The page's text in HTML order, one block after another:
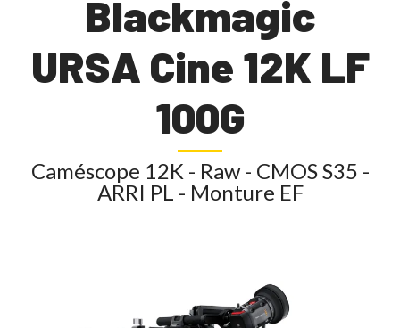
Blackmagic
URSA Cine 12K LF
100G
Caméscope 12K - Raw - CMOS S35 -
ARRI PL - Monture EF